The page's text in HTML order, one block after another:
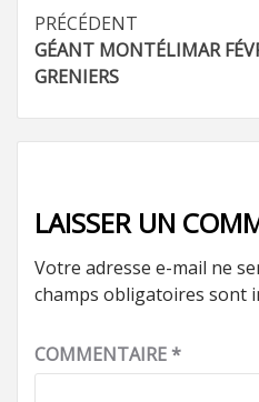
Navigation
d’article
PRÉCÉDENT
GÉANT MONTÉLIMAR
GRENIERS
LAISSER UN
Votre adresse e-mail ne
champs obligatoires sont
COMMENTAIRE*